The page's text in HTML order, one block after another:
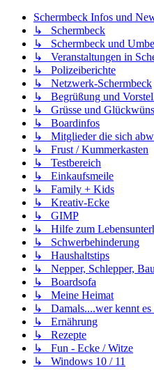
Schermbeck Infos und
↳ Schermbeck
↳ Schermbeck und
↳ Veranstaltungen in
↳ Polizeiberichte
↳ Netzwerk-Schermbeck
↳ Begrüßung und
↳ Grüsse und
↳ Boardinfos
↳ Mitglieder die sich
↳ Frust / Kummerkasten
↳ Testbereich
↳ Einkaufsmeile
↳ Family + Kids
↳ Kreativ-Ecke
↳ GIMP
↳ Hilfe zum
↳ Schwerbehinderung
↳ Haushaltstips
↳ Nepper, Schlepper,
↳ Boardsofa
↳ Meine Heimat
↳ Damals....wer kennt es
↳ Ernährung
↳ Rezepte
↳ Fun - Ecke / Witze
↳ Windows 10 / 11